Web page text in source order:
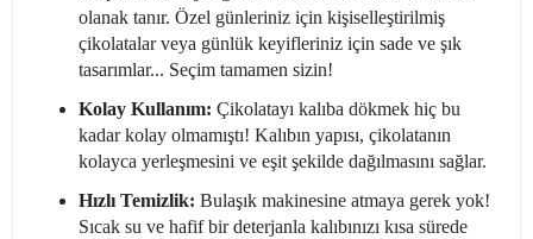
olanak tanır. Özel günleriniz için kişiselleştirilmiş
çikolatalar veya günlük keyifleriniz için sade ve şık
tasarımlar... Seçim tamamen sizin!
Kolay Kullanım: Çikolatayı kalıba dökmek hiç bu
kadar kolay olmamıştı! Kalıbın yapısı, çikolatanın
kolayca yerleşmesini ve eşit şekilde dağılmasını sağlar.
Hızlı Temizlik: Bulaşık makinesine atmaya gerek yok!
Sıcak su ve hafif bir deterjanla kalıbınızı kısa sürede